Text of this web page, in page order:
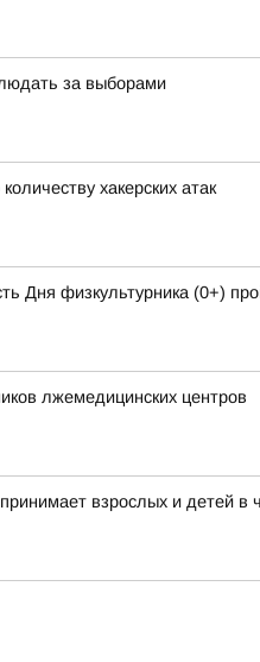
за выборами
хакерских атак
Дня физкультурника (0+)
лжемедицинских центров
взрослых и детей в